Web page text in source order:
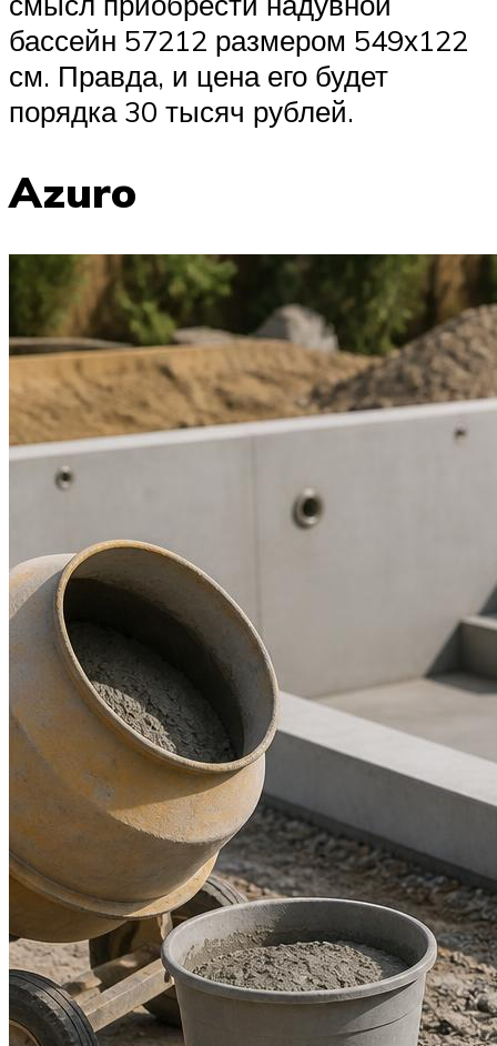
бассейн 57212 размером 549х122
см. Правда, и цена его будет
порядка 30 тысяч рублей.
Azuro